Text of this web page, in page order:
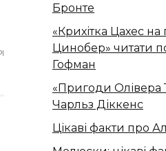
Бронте
«Крихітка Цахес на
Цинобер» читати
Гофман
«Пригоди Олівера
Чарльз Діккенс
Цікаві факти про